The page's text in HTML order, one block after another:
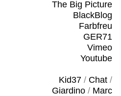
The Big Picture
BlackBlog
Farbfreu
GER71
Vimeo
Youtube
Kid37/ Chat/
Giardino/ Marc